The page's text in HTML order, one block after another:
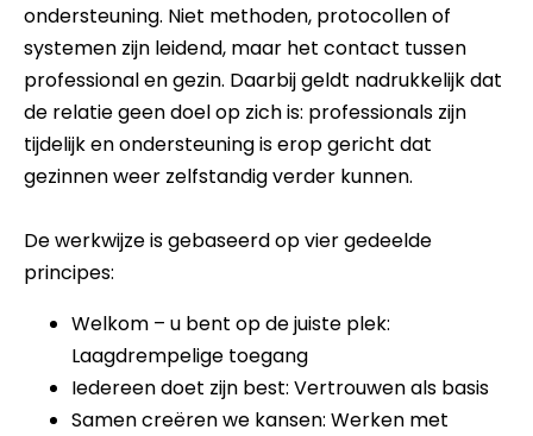
ondersteuning. Niet methoden, protocollen of
systemen zijn leidend, maar het contact tussen
professional en gezin. Daarbij geldt nadrukkelijk dat
de relatie geen doel op zich is: professionals zijn
tijdelijk en ondersteuning is erop gericht dat
gezinnen weer zelfstandig verder kunnen.
De werkwijze is gebaseerd op vier gedeelde
principes:
Welkom – u bent op de juiste plek:
Laagdrempelige toegang
Iedereen doet zijn best: Vertrouwen als basis
Samen creëren we kansen: Werken met